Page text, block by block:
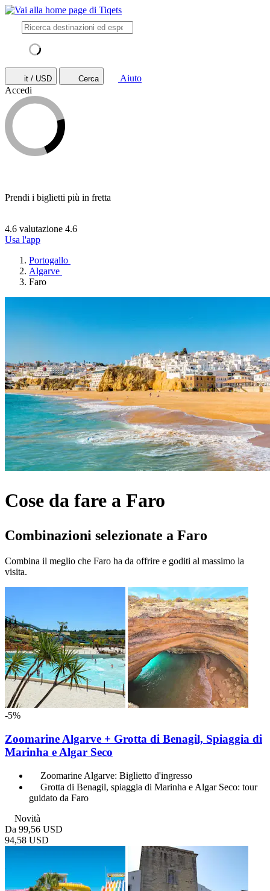
it / USD Cerca
Aiuto
Accedi
Prendi i biglietti più in fretta
4.6 valutazione 4.6
Usa l'app
Portogallo
Algarve
Faro
Cose da fare a Faro
Combinazioni selezionate a Faro
Combina il meglio che Faro ha da offrire e goditi al massimo la
visita.
-5%
Zoomarine Algarve + Grotta di Benagil, Spiaggia di
Marinha e Algar Seco
Zoomarine Algarve: Biglietto d'ingresso
Grotta di Benagil, spiaggia di Marinha e Algar Seco: tour
guidato da Faro
Novità
Da 99,56 USD
94,58 USD